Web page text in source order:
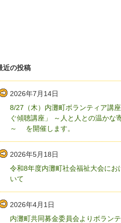
近の投稿
2026年7月14日
8/27（木）内灘町ボランティア講
ぐ傾聴講座」 ～人と人との温かな
～ を開催します。
2026年5月18日
令和8年度内灘町社会福祉大会にお
いて
2026年4月1日
内灘町共同募金委員会よりボラン